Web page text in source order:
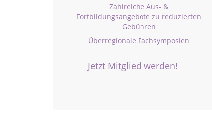
Zahlreiche Aus- &
Fortbildungsangebote zu reduzierten
Gebühren
Überregionale Fachsymposien
Jetzt Mitglied werden!